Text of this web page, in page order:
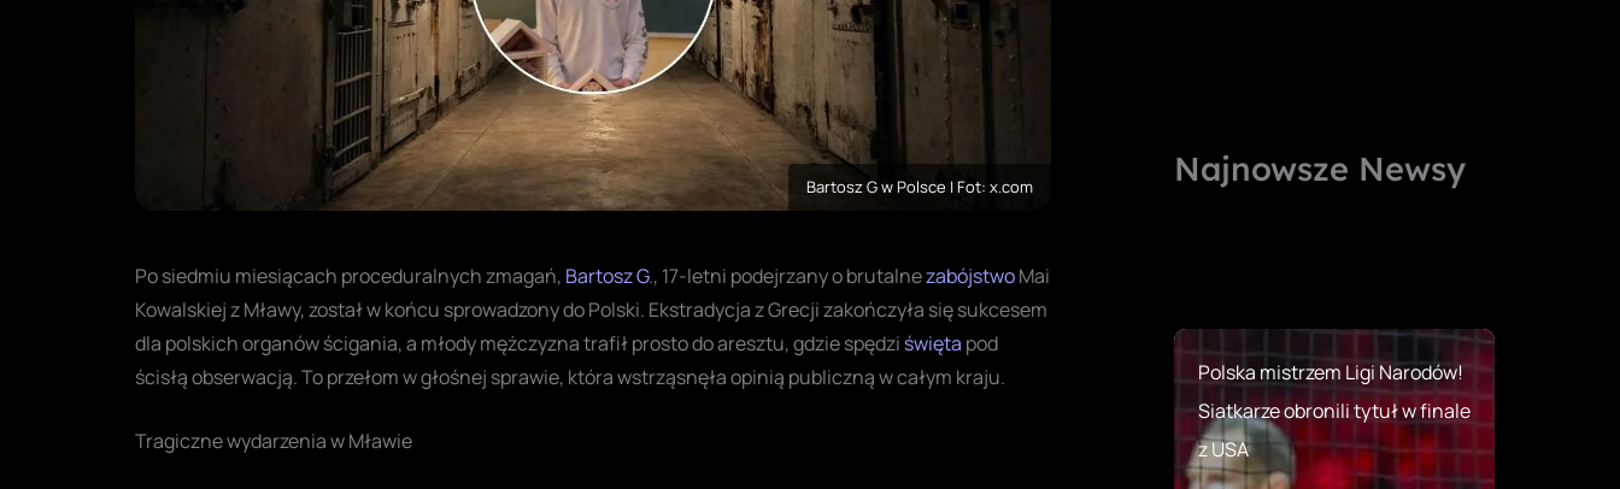
Bartosz G w Polsce | Fot: x.com
Po siedmiu miesiącach proceduralnych zmagań, Bartosz G., 17-letni podejrzany o brutalnezabójstwoMai
Kowalskiej z Mławy, został w końcu sprowadzony do Polski. Ekstradycja z Grecji zakończyła się sukcesem
dla polskich organów ścigania, a młody mężczyzna trafił prosto do aresztu, gdzie spędzi święta pod
ścisłą obserwacją. To przełom w głośnej sprawie, która wstrząsnęła opinią publiczną w całym kraju.
Tragiczne wydarzenia w Mławie
Najnowsze Newsy
Polska mistrzem Ligi Narodów!
Siatkarze obronili tytuł w finale
z USA